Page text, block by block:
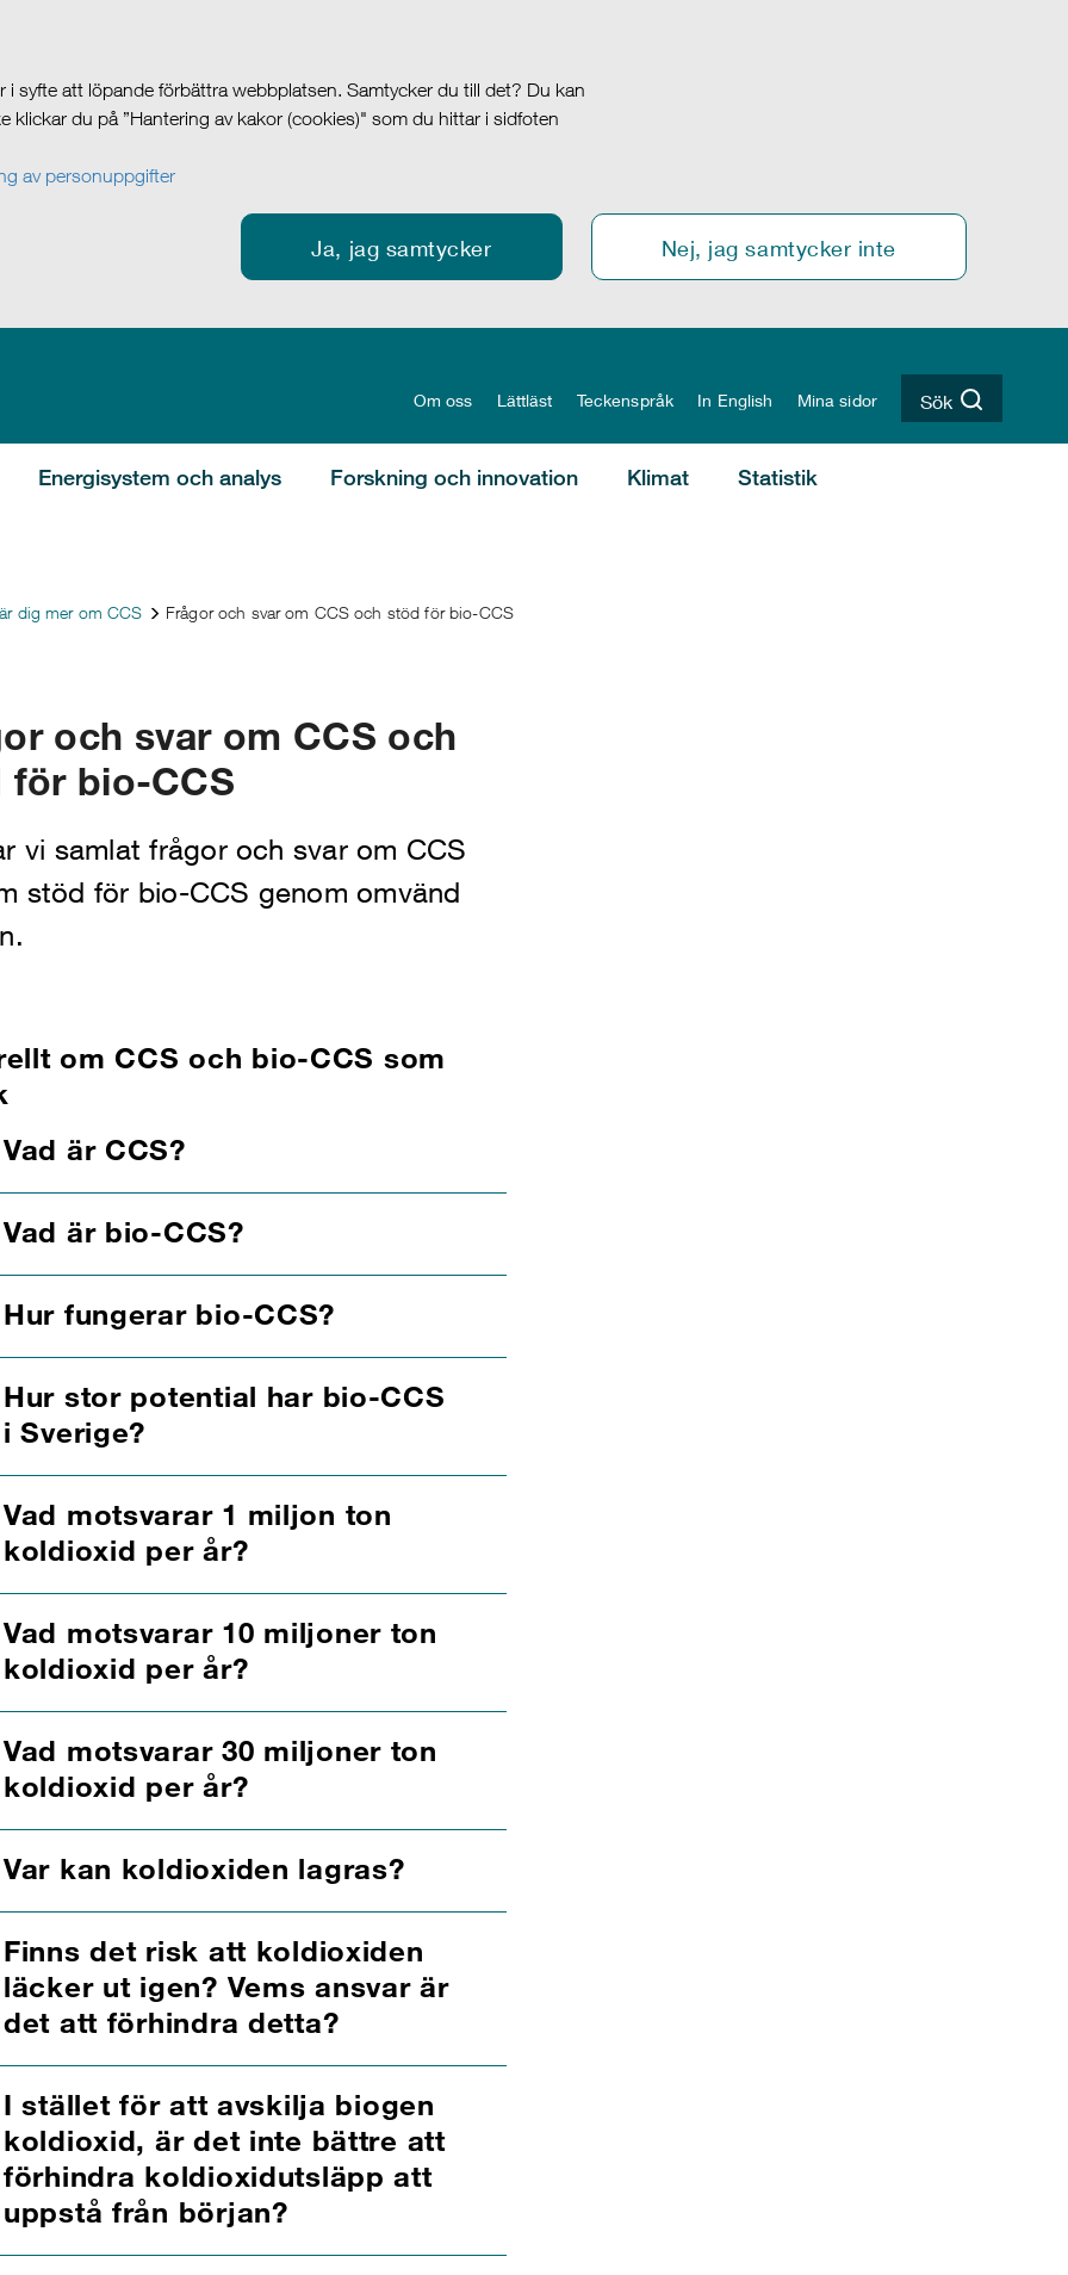
syfte att löpande förbättra webbplatsen. Samtycker du till det? Du kan
klickar du på ”Hantering av kakor (cookies)" som du hittar i sidfoten
av personuppgifter
Ja, jag samtycker Nej, jag samtycker inte
Om oss Lättläst Teckenspråk In English Mina sidor Sök
Energisystem och analys Forskning och innovation Klimat Statistik
dig mer om CCS Frågor och svar om CCS och stöd för bio-CCS
och svar om CCS och
för bio-CCS
vi samlat frågor och svar om CCS
stöd för bio-CCS genom omvänd
om CCS och bio-CCS som
Vad är CCS?
Vad är bio-CCS?
Hur fungerar bio-CCS?
Hur stor potential har bio-CCS
i Sverige?
Vad motsvarar 1 miljon ton
koldioxid per år?
Vad motsvarar 10 miljoner ton
koldioxid per år?
Vad motsvarar 30 miljoner ton
koldioxid per år?
Var kan koldioxiden lagras?
Finns det risk att koldioxiden
läcker ut igen? Vems ansvar är
det att förhindra detta?
I stället för att avskilja biogen
koldioxid, är det inte bättre att
förhindra koldioxidutsläpp att
uppstå från början?